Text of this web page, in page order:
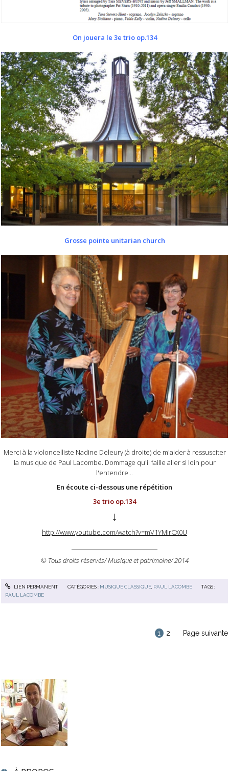
On jouera le 3e trio op.134
Grosse pointe unitarian church
Merci à la violoncelliste Nadine Deleury (à droite) de m'aider à ressusciter
la musique de Paul Lacombe. Dommage qu'il faille aller si loin pour
l'entendre...
En écoute ci-dessous une répétition
3e trio op.134
↓
http://www.youtube.com/watch?v=mV1YMIrCX0U
© Tous droits réservés/ Musique et patrimoine/ 2014
LIEN PERMANENT CATÉGORIES : MUSIQUE CLASSIQUE, PAUL LACOMBE
TAGS :
PAUL LACOMBE
1 2 Page suivante